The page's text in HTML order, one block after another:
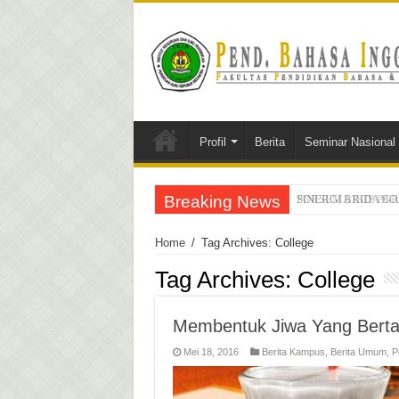
Profil Berita Seminar Nasional
Breaking News SINERGI BRIDA
PORSEMA IKIP
Home / Tag Archives: College
Tag Archives: College
Membentuk Jiwa Yang
Mei 18, 2016 Berita Kampus Berita Umum,